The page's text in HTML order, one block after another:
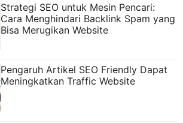
Strategi SEO untuk Mesin Pencari:
Cara Menghindari Backlink Spam yang
Bisa Merugikan Website
Pengaruh Artikel SEO Friendly Dapat
Meningkatkan Traffic Website